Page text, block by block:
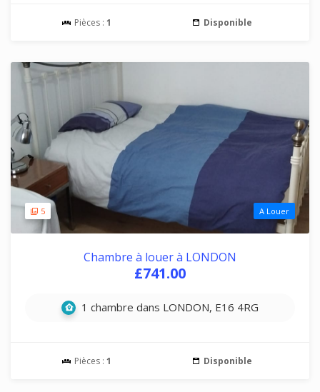
Pièces : 1 Disponible
5 A Louer
Chambre à louer à LONDON
£741.00
1 chambre dans LONDON, E16 4RG
Pièces : 1 Disponible